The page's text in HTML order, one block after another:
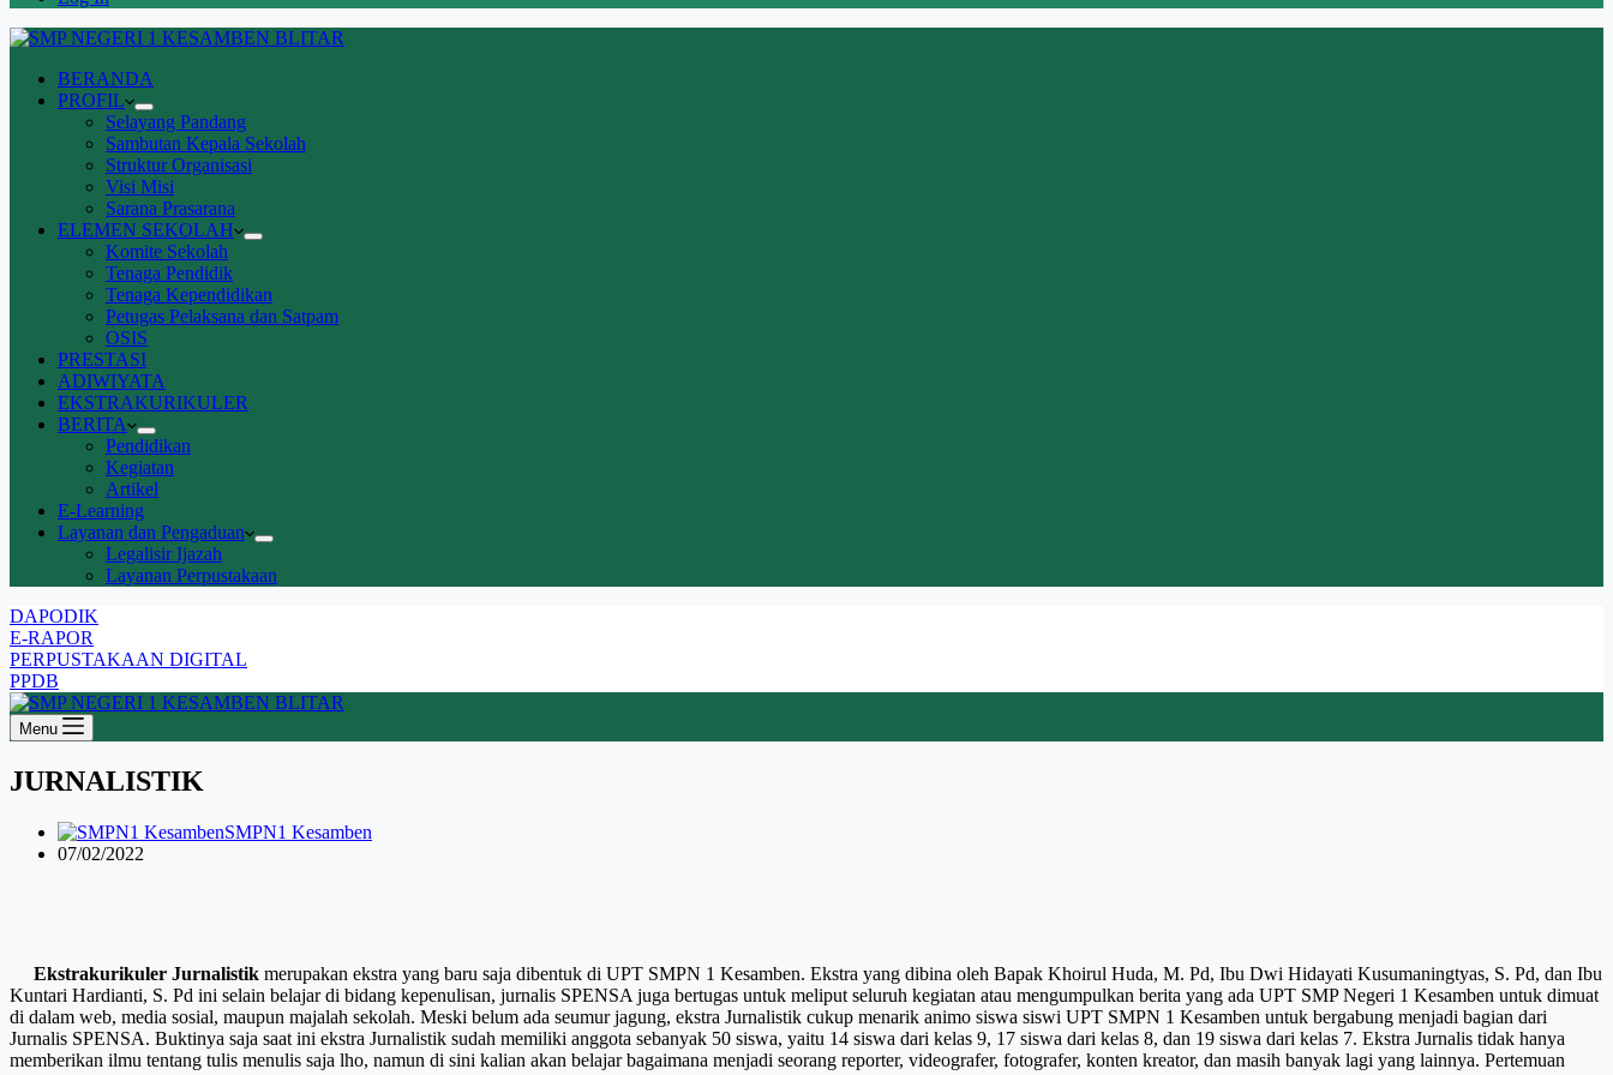
BERANDA
PROFIL
Selayang Pandang
Sambutan Kepala Sekolah
Struktur Organisasi
Visi Misi
Sarana Prasarana
ELEMEN SEKOLAH
Komite Sekolah
Tenaga Pendidik
Tenaga Kependidikan
Petugas Pelaksana dan Satpam
OSIS
PRESTASI
ADIWIYATA
EKSTRAKURIKULER
BERITA
Pendidikan
Kegiatan
Artikel
E-Learning
Layanan dan Pengaduan
Legalisir Ijazah
Layanan Perpustakaan
DAPODIK
E-RAPOR
PERPUSTAKAAN DIGITAL
PPDB
Menu
JURNALISTIK
SMPN1 Kesamben
07/02/2022
Ekstrakurikuler Jurnalistik merupakan ekstra yang baru saja dibentuk di UPT SMPN 1 Kesamben. Ekstra yang dibina oleh Bapak Khoirul Huda, M. Pd, Ibu Dwi Hidayati Kusumaningtyas, S. Pd, dan Ibu
Kuntari Hardianti, S. Pd ini selain belajar di bidang kepenulisan, jurnalis SPENSA juga bertugas untuk meliput seluruh kegiatan atau mengumpulkan berita yang ada UPT SMP Negeri 1 Kesamben untuk dimuat
di dalam web, media sosial, maupun majalah sekolah. Meski belum ada seumur jagung, ekstra Jurnalistik cukup menarik animo siswa siswi UPT SMPN 1 Kesamben untuk bergabung menjadi bagian dari
Jurnalis SPENSA. Buktinya saja saat ini ekstra Jurnalistik sudah memiliki anggota sebanyak 50 siswa, yaitu 14 siswa dari kelas 9, 17 siswa dari kelas 8, dan 19 siswa dari kelas 7. Ekstra Jurnalis tidak hanya
memberikan ilmu tentang tulis menulis saja lho, namun di sini kalian akan belajar bagaimana menjadi seorang reporter, videografer, fotografer, konten kreator, dan masih banyak lagi yang lainnya. Pertemuan